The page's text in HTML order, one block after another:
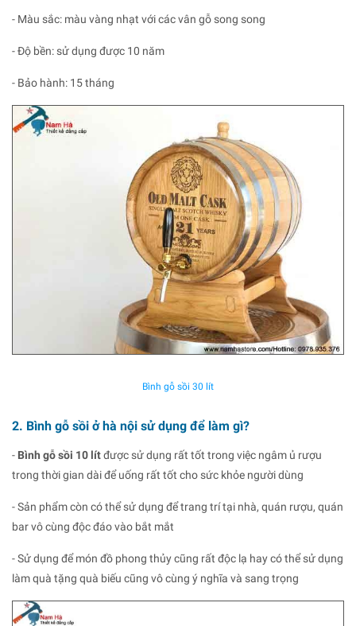
- Màu sắc: màu vàng nhạt với các vân gỗ song song
- Độ bền: sử dụng được 10 năm
- Bảo hành: 15 tháng
Bình gỗ sồi 30 lít
2. Bình gỗ sồi ở hà nội sử dụng để làm gì?
- Bình gỗ sồi 10 lítđược sử dụng rất tốt trong việc ngâm ủ rượu
trong thời gian dài để uống rất tốt cho sức khỏe người dùng
- Sản phẩm còn có thể sử dụng để trang trí tại nhà, quán rượu, quán
bar vô cùng độc đáo vào bắt mắt
- Sử dụng để món đồ phong thủy cũng rất độc lạ hay có thể sử dụng
làm quà tặng quà biếu cũng vô cùng ý nghĩa và sang trọng